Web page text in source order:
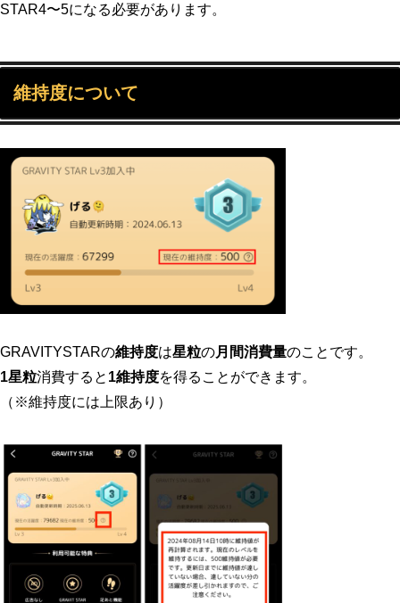
STAR4〜5になる必要があります。
維持度について
GRAVITYSTARの維持度は星粒の月間消費量のことです。
1星粒消費すると 1維持度を得ることができます。
（※維持度には上限あり）